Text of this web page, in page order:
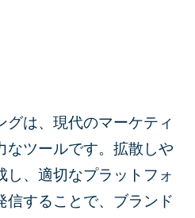
グは、現代のマーケティ
なツールです。拡散しや
し、適切なプラットフォ
信することで、ブランド